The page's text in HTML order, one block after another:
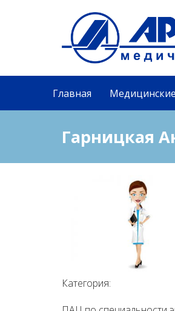
Главная Медицинские
Гарницкая
Категория: